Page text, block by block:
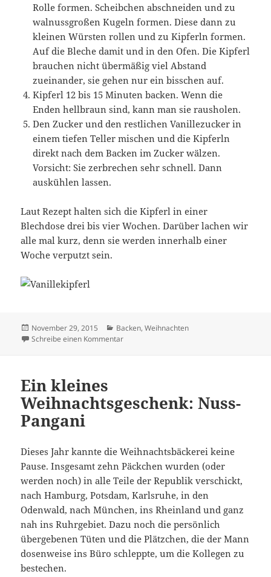
Rolle formen. Scheibchen abschneiden und zu
walnussgroßen Kugeln formen. Diese dann zu
kleinen Würsten rollen und zu Kipferln formen.
Auf die Bleche damit und in den Ofen. Die Kipferl
brauchen nicht übermäßig viel Abstand
zueinander, sie gehen nur ein bisschen auf.
Kipferl 12 bis 15 Minuten backen. Wenn die
Enden hellbraun sind, kann man sie rausholen.
Den Zucker und den restlichen Vanillezucker in
einem tiefen Teller mischen und die Kipferln
direkt nach dem Backen im Zucker wälzen.
Vorsicht: Sie zerbrechen sehr schnell. Dann
auskühlen lassen.
Laut Rezept halten sich die Kipferl in einer
Blechdose drei bis vier Wochen. Darüber lachen wir
alle mal kurz, denn sie werden innerhalb einer
Woche verputzt sein.
Veröffentlicht
am
November 29, 2015 Kategorien
Backen,Weihnachten
Schreibe einen Kommentarzu In der Weihnachtsbäckerei: Vanillekipferl
Ein kleines
Weihnachtsgeschenk: Nuss-
Pangani
Dieses Jahr kannte die Weihnachtsbäckerei keine
Pause. Insgesamt zehn Päckchen wurden (oder
werden noch) in alle Teile der Republik verschickt,
nach Hamburg, Potsdam, Karlsruhe, in den
Odenwald, nach München, ins Rheinland und ganz
nah ins Ruhrgebiet. Dazu noch die persönlich
übergebenen Tüten und die Plätzchen, die der Mann
dosenweise ins Büro schleppte, um die Kollegen zu
bestechen.